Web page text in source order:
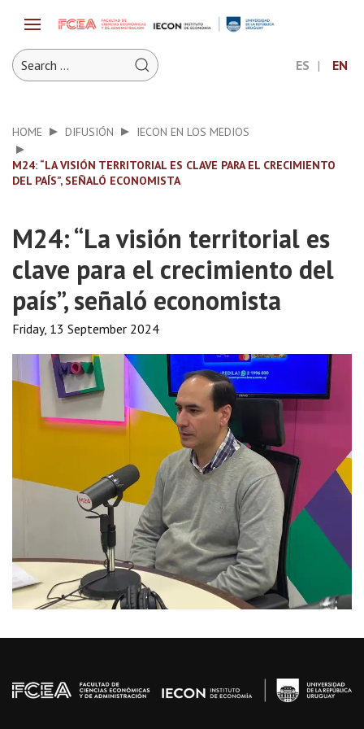
ES EN
HOME DIFUSIÓN IECON EN LOS MEDIOS
M24: “LA VISIÓN TERRITORIAL ES CLAVE PARA EL CRECIMIENTO
DEL PAÍS”, SEÑALÓ ECONOMISTA
M24: “La visión territorial es
clave para el crecimiento del
país”, señaló economista
Friday, 13 September 2024